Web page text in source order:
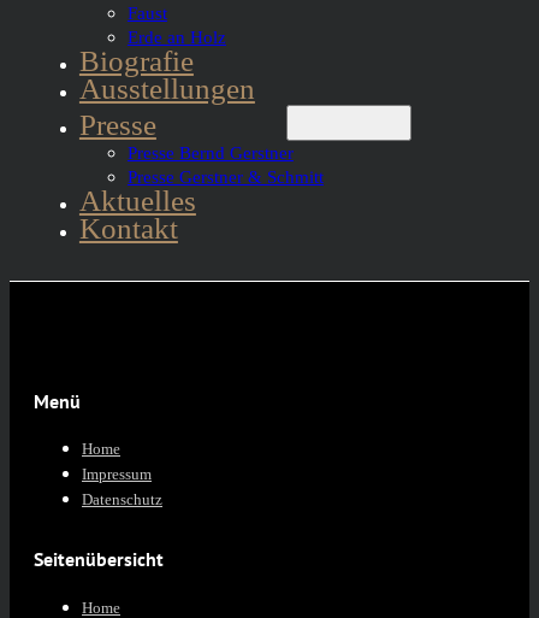
Faust
Erde an Holz
Biografie
Ausstellungen
Presse
Presse Bernd Gerstner
Presse Gerstner & Schmitt
Aktuelles
Kontakt
Menü
Home
Impressum
Datenschutz
Seitenübersicht
Home